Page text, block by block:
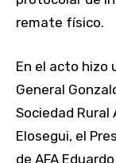
remate físico.
En el acto hizo
General
Sociedad
Elosegui, el
de AFA